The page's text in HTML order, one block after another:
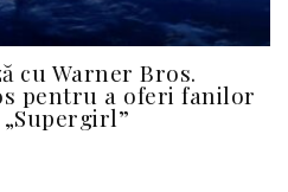
cu Warner Bros.
pentru a oferi fanilor